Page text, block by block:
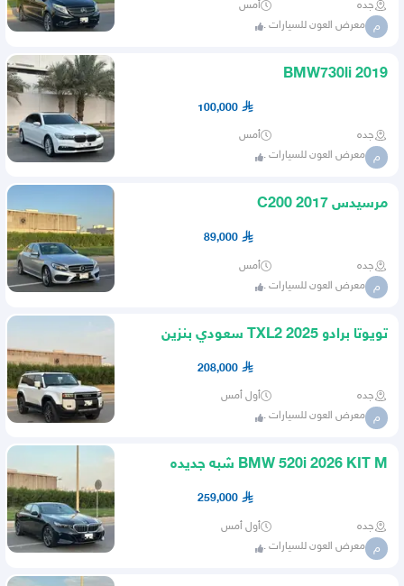
جده أمس
م معرض العون للسيارات .
BMW730li 2019
100,000
جده أمس
م معرض العون للسيارات .
مرسيدس C200 2017
89,000
جده أمس
م معرض العون للسيارات .
تويوتا برادو TXL2 2025 سعودي بنزين
208,000
جده أول أمس
م معرض العون للسيارات .
BMW 520i 2026 KIT M شبه جديده
259,000
جده أول أمس
م معرض العون للسيارات .